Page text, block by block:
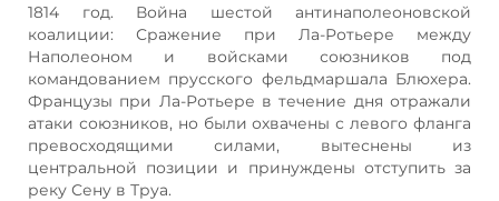
1814 год. Война шестой антинаполеоновской
коалиции: Сражение при Ла-Ротьере между
Наполеоном и войсками союзников под
командованием прусского фельдмаршала Блюхера.
Французы при Ла-Ротьере в течение дня отражали
атаки союзников, но были охвачены с левого фланга
превосходящими силами, вытеснены из
центральной позиции и принуждены отступить за
реку Сену в Труа.